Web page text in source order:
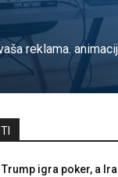
reklama.
Trump igra poker, a